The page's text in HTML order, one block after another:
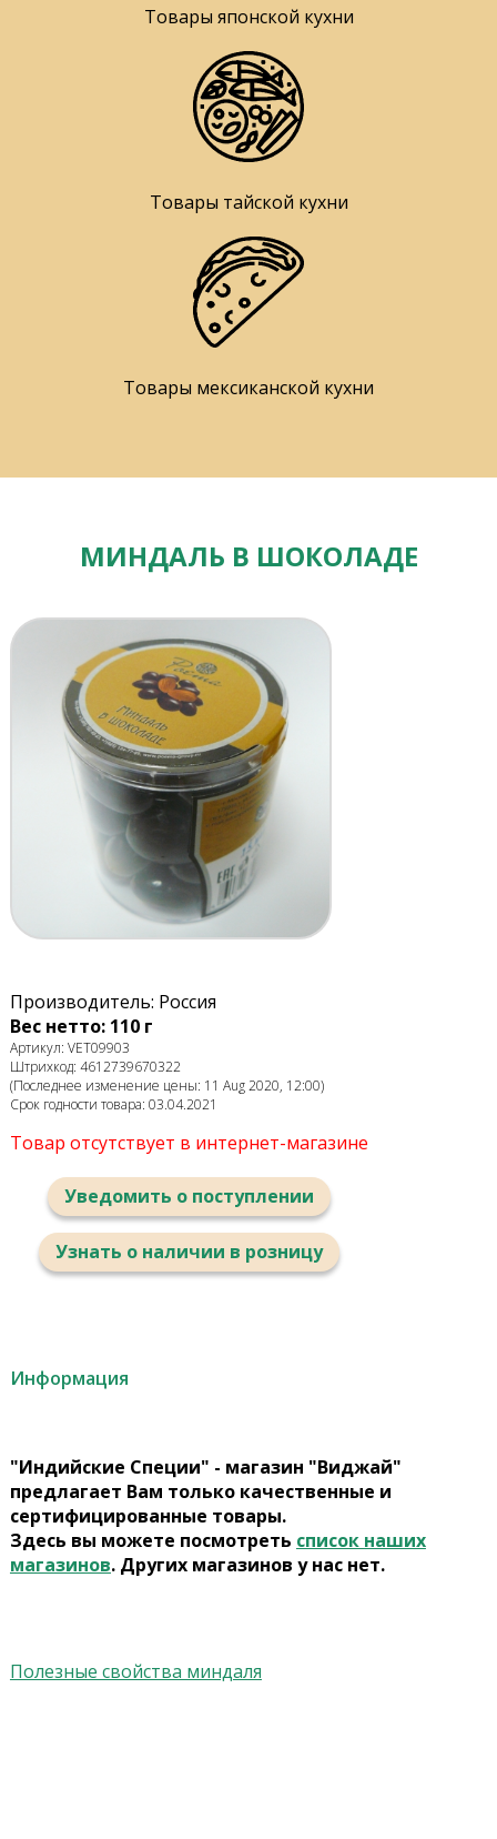
Товары японской кухни
Товары тайской кухни
Товары мексиканской кухни
МИНДАЛЬ В ШОКОЛАДЕ
Производитель: Россия
Вес нетто: 110 г
Артикул: VET09903
Штрихкод: 4612739670322
(Последнее изменение цены: 11 Aug 2020, 12:00)
Срок годности товара: 03.04.2021
Товар отсутствует в интернет-магазине
Уведомить о поступлении
Узнать о наличии в розницу
Информация
"Индийские Специи" - магазин "Виджай"
предлагает Вам только качественные и
сертифицированные товары.
Здесь вы можете посмотреть список наших
магазинов. Других магазинов у нас нет.
Полезные свойства миндаля